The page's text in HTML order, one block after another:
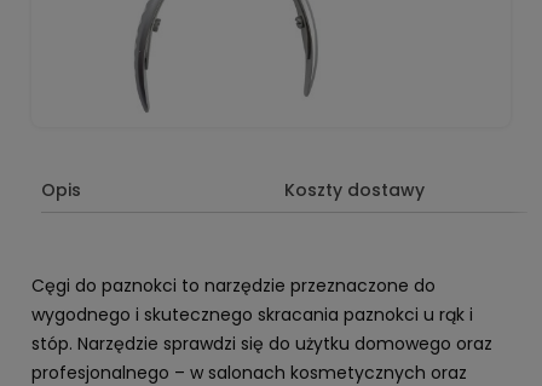
Opis Koszty dostawy
Cęgi do paznokci to narzędzie przeznaczone do
wygodnego i skutecznego skracania paznokci u rąk i
stóp. Narzędzie sprawdzi się do użytku domowego oraz
profesjonalnego – w salonach kosmetycznych oraz